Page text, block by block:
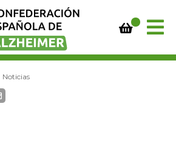
Noticias